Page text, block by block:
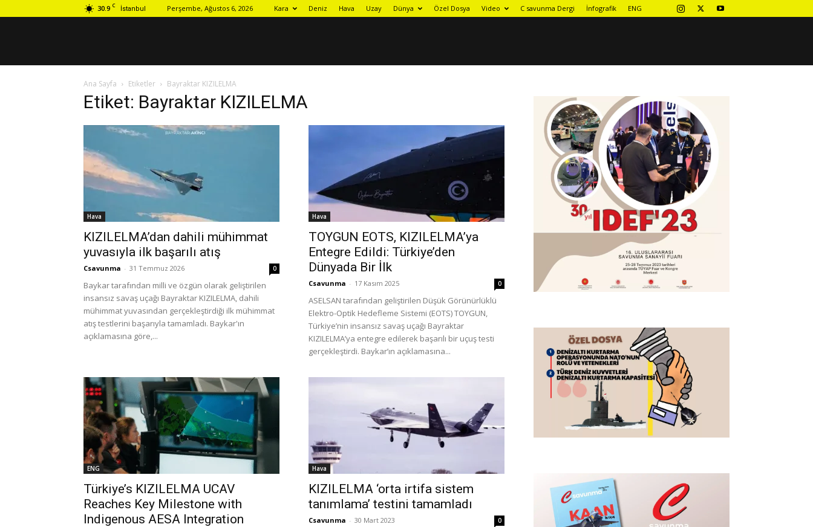
30.9 C İstanbul Perşembe, Ağustos 6, 2026 Kara Deniz Hava Uzay Dünya Özel Dosya Video C savunma Dergi İnfografik ENG
Ana Sayfa Etiketler Bayraktar KIZILELMA
Etiket: Bayraktar KIZILELMA
Hava
KIZILELMA’dan dahili mühimmat
yuvasıyla ilk başarılı atış
Csavunma - 31 Temmuz 2026 0
Baykar tarafından milli ve özgün olarak geliştirilen
insansız savaş uçağı Bayraktar KIZILELMA, dahili
mühimmat yuvasından gerçekleştirdiği ilk mühimmat
atış testlerini başarıyla tamamladı. Baykar'ın
açıklamasına göre,...
Hava
TOYGUN EOTS, KIZILELMA’ya
Entegre Edildi: Türkiye’den
Dünyada Bir İlk
Csavunma - 17 Kasım 2025 0
ASELSAN tarafından geliştirilen Düşük Görünürlüklü
Elektro-Optik Hedefleme Sistemi (EOTS) TOYGUN,
Türkiye’nin insansız savaş uçağı Bayraktar
KIZILELMA’ya entegre edilerek başarılı bir uçuş testi
gerçekleştirdi. Baykar’ın açıklamasına...
ENG
Türkiye’s KIZILELMA UCAV
Reaches Key Milestone with
Indigenous AESA Integration
Hava
KIZILELMA ‘orta irtifa sistem
tanımlama’ testini tamamladı
Csavunma - 30 Mart 2023 0